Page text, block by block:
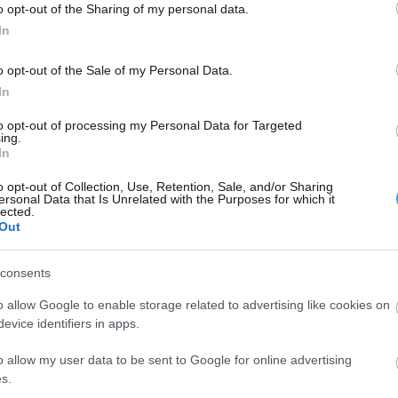
opt-out of the Sharing of my personal data.
opt-out of the Sale of my Personal Data.
opt-out of processing my Personal Data for Targeted
opt-out of Collection, Use, Retention, Sale, and/or Sharing
Data that Is Unrelated with the Purposes for which it
allow Google to enable storage related to advertising like cookies on
identifiers in apps.
allow my user data to be sent to Google for online advertising
εγκέφαλο;
Επιστήμονες από την Αυστραλία υποστηρίζουν πως η η συχνή
κατανάλωση αναψυκτικών μπορεί να αλλάξει σημαντικά την
εγκεφάλου. Σύμφωνα με την μελέτη των ερευνητών από το
Πανεπιστήμιο Μακουέρι στο Σίδνεϊ, η κατανάλωση ανθρακούχων
υπερδραστηριότητα και οδηγεί σε αλλαγή των επιπέδων
εκατοντάδων εγκεφαλικών πρωτεϊνών. Το παραπάνω αποτέλεσμα
ΥΓΕΙΑ
Η ζέστη θέλει…ενυδάτωση
αίσθημα κόπωσης αποτελούν μόνο μερικά από τα συμπτώματα της
ήπιας αφυδάτωσης. Εμείς σας δίνουμε τους τρόπους για να μη
μείνετε στην κυριολεξία.. «στεγνοί» αυτό το καλοκαίρι! Η
12.08.2013 10:43